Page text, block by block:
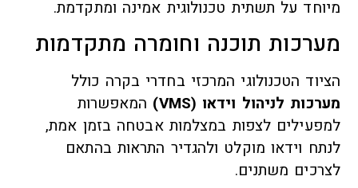
מיוחד על תשתית טכנולוגית אמינה ומתקדמת.
מערכות תוכנה וחומרה מתקדמות
הציוד הטכנולוגי המרכזי בחדרי בקרה כולל
מערכות לניהול וידאו (VMS)
המאפשרות
למפעילים לצפות במצלמות אבטחה בזמן אמת,
לנתח וידאו מוקלט ולהגדיר התראות בהתאם
לצרכים משתנים.